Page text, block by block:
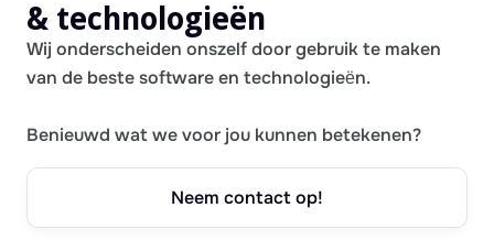
& technologieën
Wij onderscheiden onszelf door gebruik te maken
van de beste software en technologieën.
Benieuwd wat we voor jou kunnen betekenen?
Neem contact op!